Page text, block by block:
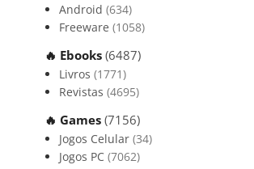
Android (634)
Freeware (1058)
🔥 Ebooks (6487)
Livros (1771)
Revistas (4695)
🔥 Games (7156)
Jogos Celular (34)
Jogos PC (7062)